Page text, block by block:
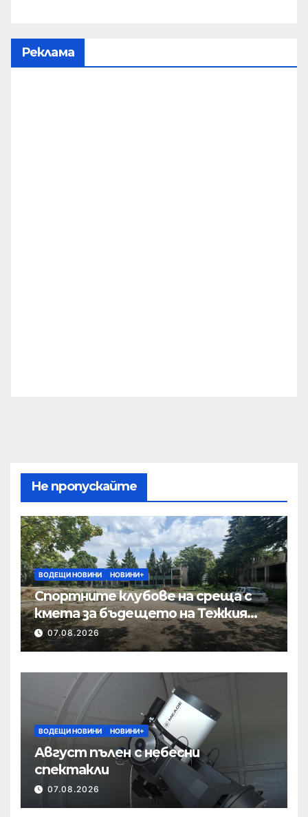
Реклама
Не пропускайте
ВОДЕЩИ НОВИНИ НОВИНИ+
Спортните клубове на среща с
кмета за бъдещето на Тежкия
полк
07.08.2026
ВОДЕЩИ НОВИНИ НОВИНИ+
Август пълен с небесни
спектакли
07.08.2026